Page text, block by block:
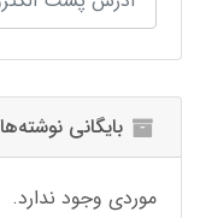
بایگانی نوشته‌ها
موردی وجود ندارد.